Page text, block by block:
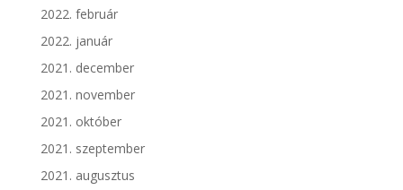
2022. február
2022. január
2021. december
2021. november
2021. október
2021. szeptember
2021. augusztus